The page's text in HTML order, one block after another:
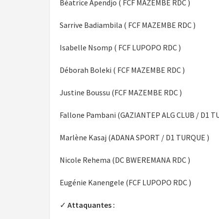
Béatrice Apendjo ( FCF MAZEMBE RDC )
Sarrive Badiambila ( FCF MAZEMBE RDC )
Isabelle Nsomp ( FCF LUPOPO RDC )
Déborah Boleki ( FCF MAZEMBE RDC )
Justine Boussu (FCF MAZEMBE RDC )
Fallone Pambani (GAZIANTEP ALG CLUB / D1
Marlène Kasaj (ADANA SPORT / D1 TURQUE )
Nicole Rehema (DC BWEREMANA RDC )
Eugénie Kanengele (FCF LUPOPO RDC )
✓ Attaquantes :